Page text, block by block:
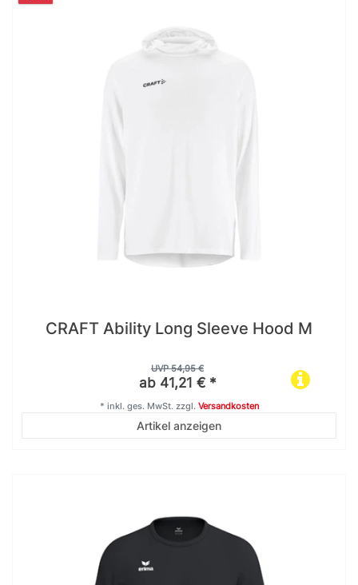
CRAFT Ability Long Sleeve Hood M
UVP 54,95 €
ab 41,21 € *
Artikel anzeigen
* inkl. ges. MwSt.zzgl. Versandkosten